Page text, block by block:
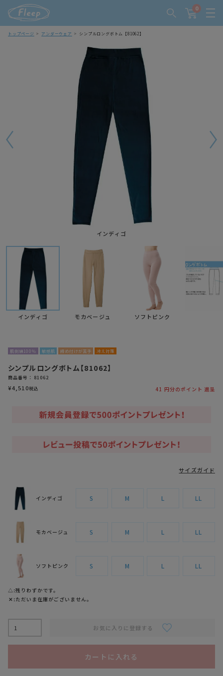
0
トップページ アンダーウェア シンプルロングボトム【81062】
インディゴ
インディゴ モカベージュ ソフトピンク
肌側綿100％ 敏感肌 締め付けが苦手 冷え対策
シンプルロングボトム【81062】
商品番号 81062
¥4,510税込 41 円分のポイント 進呈
サイズガイド
インディゴ S M L LL
モカベージュ S M L LL
ソフトピンク S M L LL
△ 残りわずかです。
✕ ただいま在庫がございません。
お気に入りに登録する
カートに入れる